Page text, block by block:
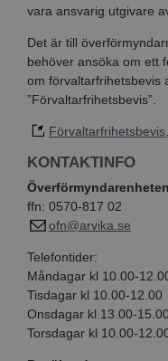
vara ansvarig utgivare
Det är till
behöver ansöka om ett
om förvaltarfrihetsbevis
”Förvaltarfrihetsbevis”.
KONTAKTINFO
Överförmyndarenheten
ffn: 0570-817 02
ofn@arvika.se
Telefontider:
Måndagar kl 10.00-
Tisdagar kl 10.00-12.00
Onsdagar kl 13.00-
Torsdagar kl 10.00-